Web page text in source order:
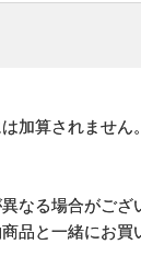
加算されません
なる場合がござ
品と一緒にお